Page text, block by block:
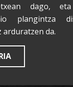
dago, eta
plangintza
arduratzen da.